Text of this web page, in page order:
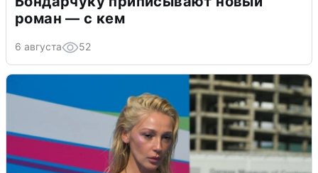
роман — с кем
6 августа 52